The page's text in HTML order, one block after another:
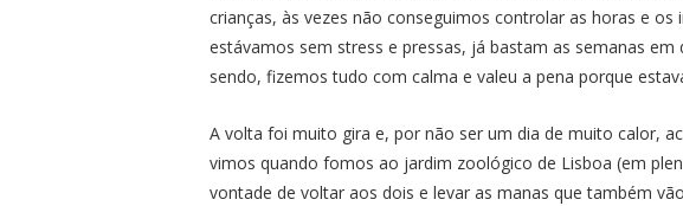
crianças, às vezes não conseguimos controlar as horas e
estávamos sem stress e pressas, já bastam as semanas
sendo, fizemos tudo com calma e valeu a pena porque
A volta foi muito gira e, por não ser um dia de muito calor,
vimos quando fomos ao jardim zoológico de Lisboa (em
vontade de voltar aos dois e levar as manas que também